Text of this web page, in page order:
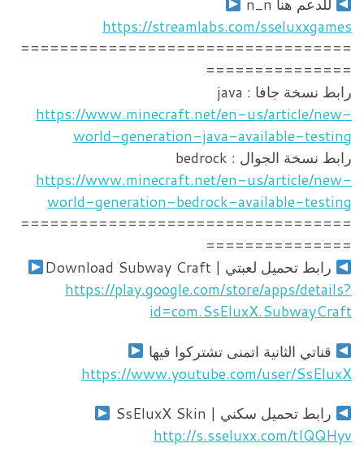
https://streamlabs.com/sseluxxgames
==================================
===============
رابط نسخة جافا : java
https://www.minecraft.net/en-us/article/new-
world-generation-java-available-testing
رابط نسخة الجوال : bedrock
https://www.minecraft.net/en-us/article/new-
world-generation-bedrock-available-testing
==================================
===============
رابط تحميل لعبتي | Download Subway Craft
https://play.google.com/store/apps/details?
id=com.SsEluxX.SubwayCraft
قناتي الثانية اتمنى تشتركوا فيها
https://www.youtube.com/user/SsEluxX
رابط تحميل سكني | SsEluxX Skin
http://s.sseluxx.com/tIQQHyv